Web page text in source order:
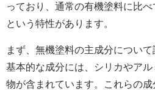
っており、通常の有機塗料に比
という特性があります。
まず、無機塗料の主成分につい
基本的な成分には、シリカやア
物が含まれています。これらの成